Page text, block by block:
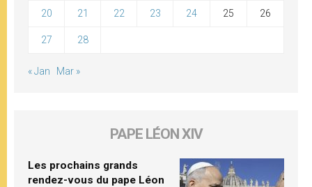
20 21 22 23 24 25 26
27 28
« Jan Mar »
PAPE LÉON XIV
Les prochains grands
rendez-vous du pape Léon